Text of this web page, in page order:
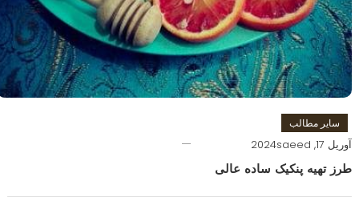
سایر مطالب
آوریل 17, 2024 saeed
طرز تهیه پنکیک ساده عالی